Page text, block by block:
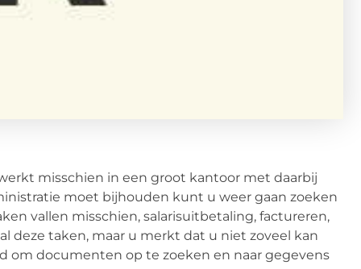
misschien in een groot kantoor met daarbij
moet bijhouden kunt u weer gaan zoeken
vallen misschien, salarisuitbetaling, factureren,
deze taken, maar u merkt dat u niet zoveel kan
om documenten op te zoeken en naar gegevens